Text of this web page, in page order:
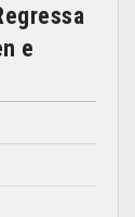
e